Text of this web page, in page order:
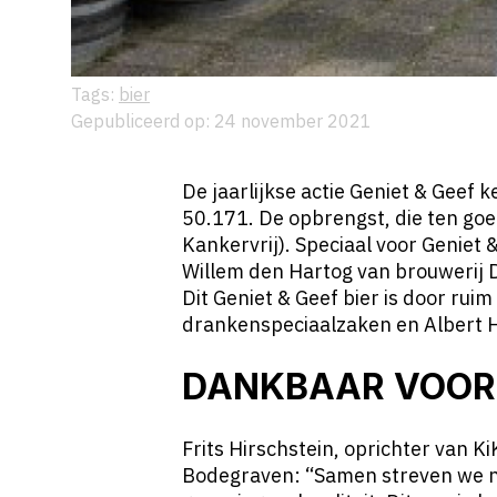
Tags: bier
Gepubliceerd op: 24 november 2021
De jaarlijkse actie Geniet & Geef
50.171. De opbrengst, die ten
Kankervrij). Speciaal voor Geniet
Willem den Hartog van brouwerij
Dit Geniet & Geef bier is door
drankenspeciaalzaken en Albert
DANKBAAR
Frits Hirschstein, oprichter van
Bodegraven: “Samen streven